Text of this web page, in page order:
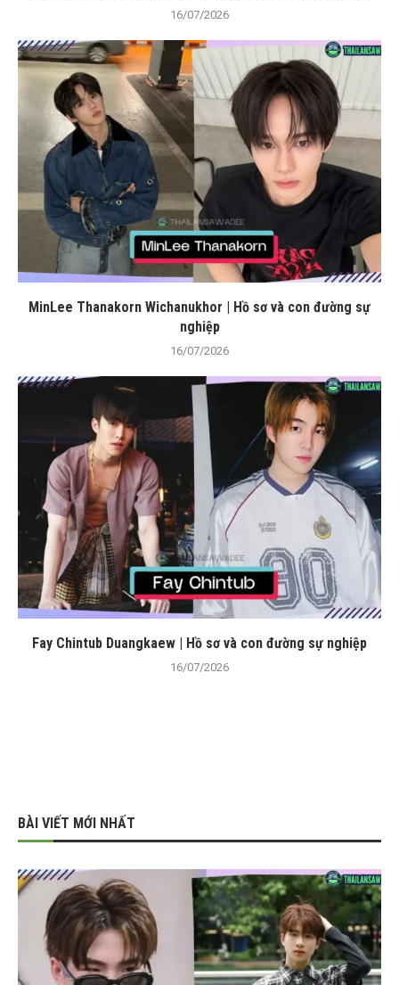
16/07/2026
MinLee Thanakorn Wichanukhor | Hồ sơ và con đường sự
nghiệp
16/07/2026
Fay Chintub Duangkaew | Hồ sơ và con đường sự nghiệp
16/07/2026
BÀI VIẾT MỚI NHẤT